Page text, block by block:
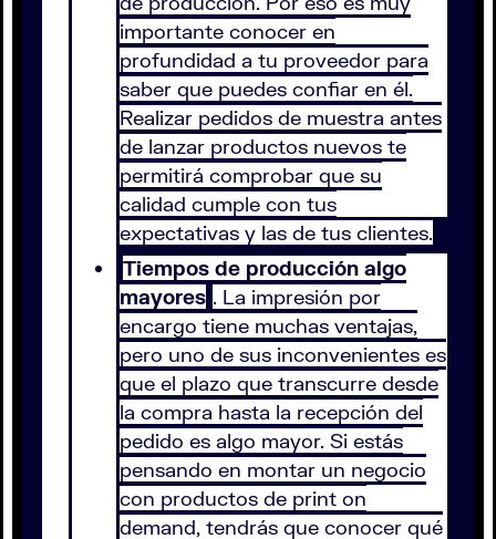
importante conocer en
profundidad a tu proveedor para
saber que puedes confiar en él.
Realizar pedidos de muestra antes
de lanzar productos nuevos te
permitirá comprobar que su
calidad cumple con tus
expectativas y las de tus clientes.
Tiempos de producción algo
mayores . La impresión por
encargo tiene muchas ventajas,
pero uno de sus inconvenientes es
que el plazo que transcurre desde
la compra hasta la recepción del
pedido es algo mayor. Si estás
pensando en montar un negocio
con productos de print on
demand, tendrás que conocer qué